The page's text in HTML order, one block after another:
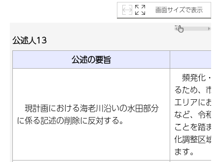
画面サイズで表示
公述人13
公述の要旨
現計画における海老川沿いの水田部分
に係る記述の削除に反対する。
頻発化・
るため、市
エリアにお
など、令和
ことを踏ま
化調整区域
ます。